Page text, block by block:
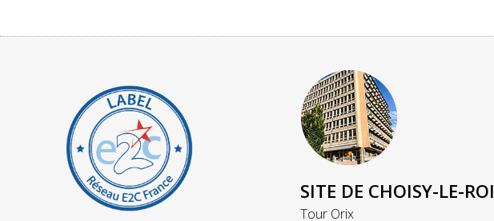
SITE DE CHOISY-LE-ROI
Tour Orix